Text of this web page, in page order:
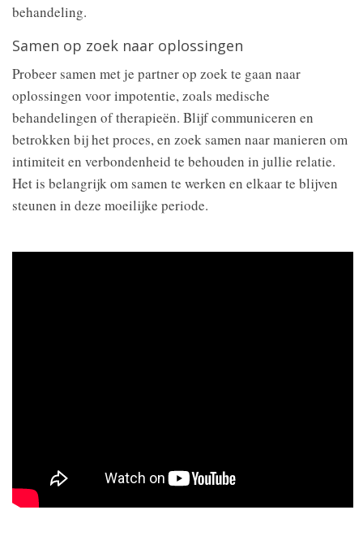
behandeling.
Samen op zoek naar oplossingen
Probeer samen met je partner op zoek te gaan naar
oplossingen voor impotentie, zoals medische
behandelingen of therapieën. Blijf communiceren en
betrokken bij het proces, en zoek samen naar manieren om
intimiteit en verbondenheid te behouden in jullie relatie.
Het is belangrijk om samen te werken en elkaar te blijven
steunen in deze moeilijke periode.